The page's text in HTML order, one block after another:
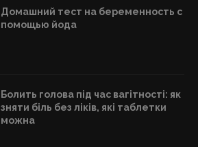
Домашний тест на беременность с
помощью йода
Болить голова під час вагітності: як
зняти біль без ліків, які таблетки
можна